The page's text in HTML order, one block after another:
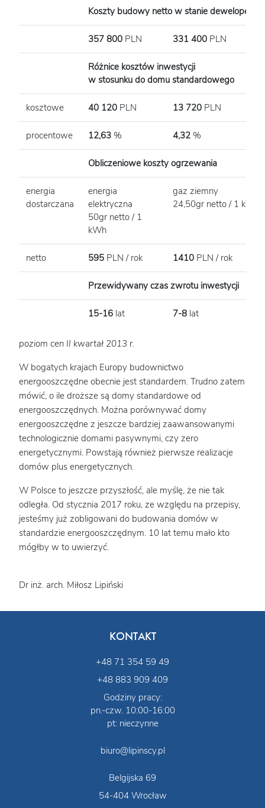
Koszty budowy netto w stanie
357 800 PLN 331 400 PLN
Różnice kosztów inwestycji
w stosunku do domu standardowego
kosztowe 40 120 PLN 13 720 PLN
procentowe 12,63 % 4,32 %
Obliczeniowe koszty ogrzewania
energia
dostarczana
energia
elektryczna
50gr netto / 1
kWh
gaz ziemny
24,50gr netto / 1 kWh
netto 595 PLN / rok 1410 PLN / rok
Przewidywany czas zwrotu inwestycji
15-16 lat 7-8 lat
poziom cen II kwartał 2013 r.
W bogatych krajach Europy budownictwo
energooszczędne obecnie jest standardem. Trudno zatem
mówić, o ile droższe są domy standardowe od
energooszczędnych. Można porównywać domy
energooszczędne z jeszcze bardziej zaawansowanymi
technologicznie domami pasywnymi, czy zero
energetycznymi. Powstają również pierwsze realizacje
domów plus energetycznych.
W Polsce to jeszcze przyszłość, ale myślę, że nie tak
odległa. Od stycznia 2017 roku, ze względu na przepisy,
jesteśmy już zobligowani do budowania domów w
standardzie energooszczędnym. 10 lat temu mało kto
mógłby w to uwierzyć.
Dr inż. arch. Miłosz Lipiński
KONTAKT
+48 71 354 59 49
+48 883 909 409
Godziny pracy:
pn.-czw. 10:00-16:00
pt: nieczynne
biuro@lipinscy.pl
Belgijska 69
54-404 Wrocław